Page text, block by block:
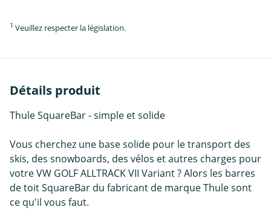
1 Veuillez respecter la législation.
Détails produit
Thule SquareBar - simple et solide
Vous cherchez une base solide pour le transport des
skis, des snowboards, des vélos et autres charges pour
votre VW GOLF ALLTRACK VII Variant ? Alors les barres
de toit SquareBar du fabricant de marque Thule sont
ce qu'il vous faut.